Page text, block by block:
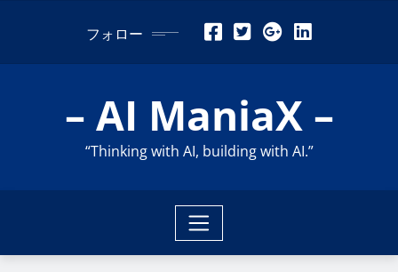
フォロー
– AI ManiaX –
“Thinking with AI, building with AI.”